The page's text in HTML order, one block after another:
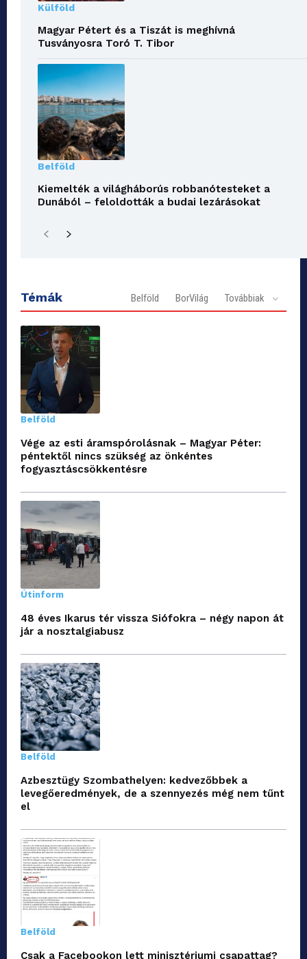
Külföld
Magyar Pétert és a Tiszát is meghívná
Tusványosra Toró T. Tibor
Belföld
Kiemelték a világháborús robbanótesteket a
Dunából – feloldották a budai lezárásokat
Témák Belföld BorVilág Továbbiak
Belföld
Vége az esti áramspórolásnak – Magyar Péter:
péntektől nincs szükség az önkéntes
fogyasztáscsökkentésre
Útinform
48 éves Ikarus tér vissza Siófokra – négy napon át
jár a nosztalgiabusz
Belföld
Azbesztügy Szombathelyen: kedvezőbbek a
levegőeredmények, de a szennyezés még nem tűnt
el
Belföld
Csak a Facebookon lett minisztériumi csapattag?